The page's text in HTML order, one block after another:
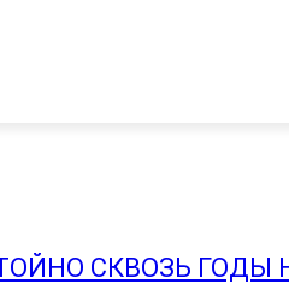
СКВОЗЬ ГОДЫ